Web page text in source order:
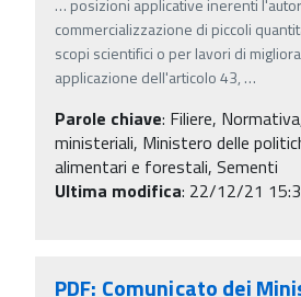
… posizioni applicative inerenti
commercializzazione di piccoli
scopi scientifici o per lavori di
applicazione dell'articolo 43, …
Parole chiave: Filiere,
ministeriali, Ministero delle
alimentari e forestali, Sementi
Ultima modifica: 22/12/21
PDF: Comunicato dei